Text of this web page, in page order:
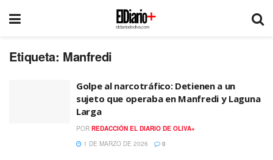
Etiqueta: Manfredi
Golpe al narcotráfico: Detienen a un
sujeto que operaba en Manfredi y Laguna
Larga
POR REDACCIÓN EL DIARIO DE OLIVA+
1 DE MARZO DE 2026
0